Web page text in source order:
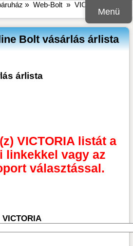
Menü
» Web-Bolt » VICTORIA Bolt
Bolt vásárlás árlista
árlista
VICTORIA listát a
linkekkel vagy az
választással.
VICTORIA